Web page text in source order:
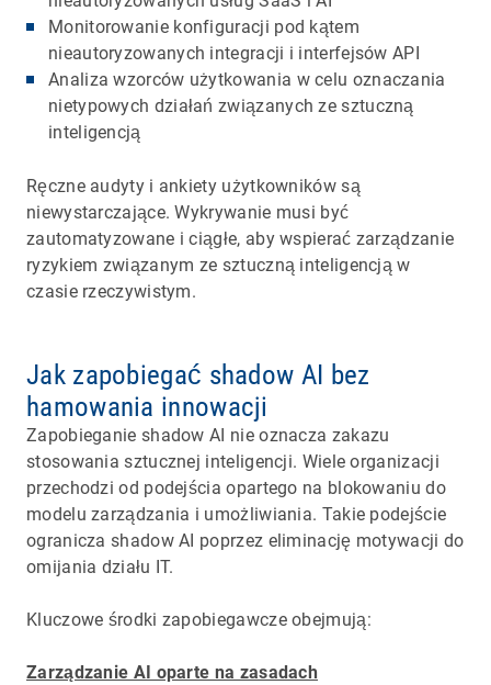
Monitorowanie konfiguracji pod kątem
nieautoryzowanych integracji i interfejsów API
Analiza wzorców użytkowania w celu oznaczania
nietypowych działań związanych ze sztuczną
inteligencją
Ręczne audyty i ankiety użytkowników są
niewystarczające. Wykrywanie musi być
zautomatyzowane i ciągłe, aby wspierać zarządzanie
ryzykiem związanym ze sztuczną inteligencją w
czasie rzeczywistym.
Jak zapobiegać shadow AI bez
hamowania innowacji
Zapobieganie shadow AI nie oznacza zakazu
stosowania sztucznej inteligencji. Wiele organizacji
przechodzi od podejścia opartego na blokowaniu do
modelu zarządzania i umożliwiania. Takie podejście
ogranicza shadow AI poprzez eliminację motywacji do
omijania działu IT.
Kluczowe środki zapobiegawcze obejmują:
Zarządzanie AI oparte na zasadach